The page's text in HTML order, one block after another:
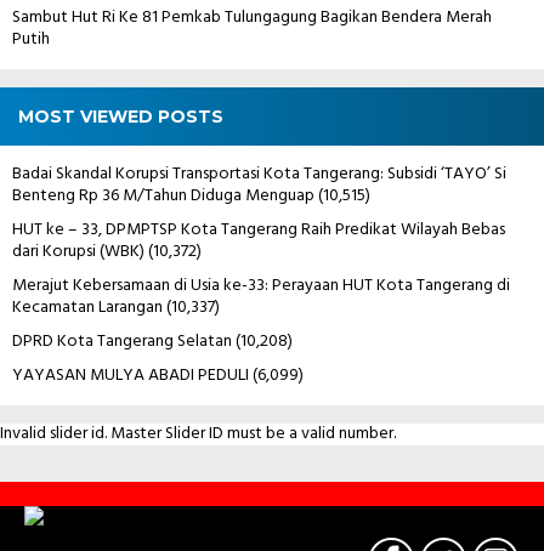
Sambut Hut Ri Ke 81 Pemkab Tulungagung Bagikan Bendera Merah
Putih
MOST VIEWED POSTS
Badai Skandal Korupsi Transportasi Kota Tangerang: Subsidi ‘TAYO’ Si
Benteng Rp 36 M/Tahun Diduga Menguap(10,515)
HUT ke – 33, DPMPTSP Kota Tangerang Raih Predikat Wilayah Bebas
dari Korupsi (WBK)(10,372)
Merajut Kebersamaan di Usia ke-33: Perayaan HUT Kota Tangerang di
Kecamatan Larangan(10,337)
DPRD Kota Tangerang Selatan(10,208)
YAYASAN MULYA ABADI PEDULI(6,099)
Invalid slider id. Master Slider ID must be a valid number.
Contact
Us